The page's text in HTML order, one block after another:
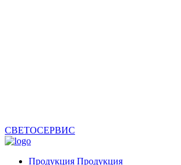
СВЕТОСЕРВИС
Продукция Продукция